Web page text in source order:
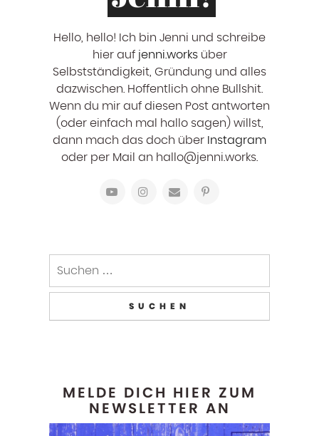
Hello, hello! ‍Ich bin Jenni und schreibe
hier auf jenni.worksüber
Selbstständigkeit, Gründung und alles
dazwischen. Hoffentlich ohne Bullshit.
Wenn du mir auf diesen Post antworten
(oder einfach mal hallo sagen) willst,
dann mach das doch über Instagram
oder per Mail an hallo@jenni.works.
MELDE DICH HIER ZUM
NEWSLETTER AN